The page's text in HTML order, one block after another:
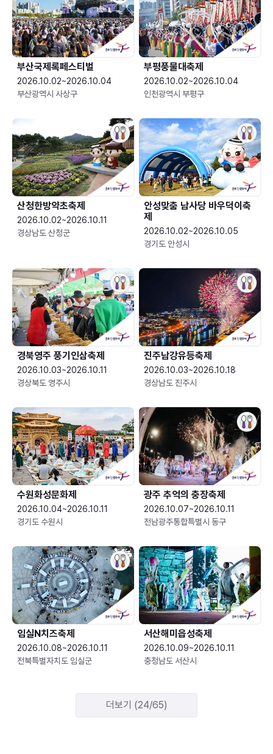
부산국제록페스티벌
2026.10.02~2026.10.04
부산광역시 사상구
부평풍물대축제
2026.10.02~2026.10.04
인천광역시 부평구
산청한방약초축제
2026.10.02~2026.10.11
경상남도 산청군
안성맞춤 남사당 바우덕이축
제
2026.10.02~2026.10.05
경기도 안성시
경북영주 풍기인삼축제
2026.10.03~2026.10.11
경상북도 영주시
진주남강유등축제
2026.10.03~2026.10.18
경상남도 진주시
수원화성문화제
2026.10.04~2026.10.11
경기도 수원시
광주 추억의 충장축제
2026.10.07~2026.10.11
전남광주통합특별시 동구
임실N치즈축제
2026.10.08~2026.10.11
전북특별자치도 임실군
서산해미읍성축제
2026.10.09~2026.10.11
충청남도 서산시
더보기 (24/65)